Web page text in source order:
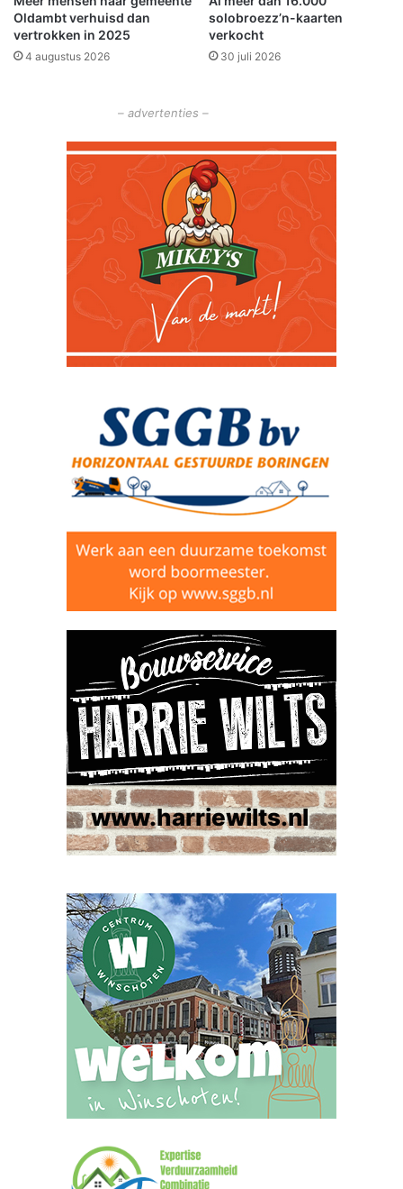
g
e
m
n
d
e
Oldambt verhuisd dan
vertrokken in 2025
4 augustus 2026
solobroezz’n-kaarten
verkocht
30 juli 2026
– advertenties –